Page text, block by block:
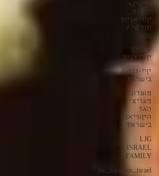
רייטינג
סדרות
קוריאניות
חודשי /
שבו
ספרים
קוריאנים
קיי-דרמה
בישראל
מועדוני
מעריצי
הגל
הקוריאני
בישראל
LJG
ISRAEL
FAMILY
jhi_haeiness_israel